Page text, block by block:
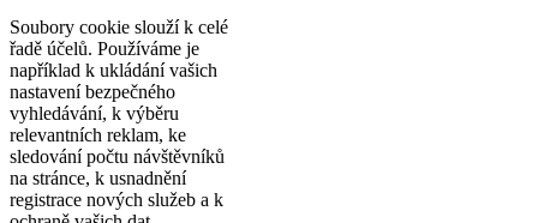
Soubory cookie slouží k celé
řadě účelů. Používáme je
například k ukládání vašich
nastavení bezpečného
vyhledávání, k výběru
relevantních reklam, ke
sledování počtu návštěvníků
na stránce, k usnadnění
registrace nových služeb a k